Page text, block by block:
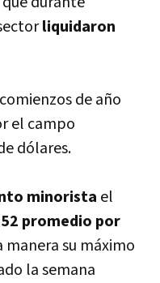
liquidaron
de año
el campo
dólares.
minorista el
promedio por
manera su máximo
la semana